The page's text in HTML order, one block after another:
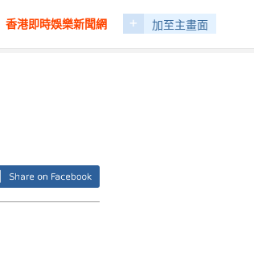
香港即時娛樂新聞網 + 加至主畫面